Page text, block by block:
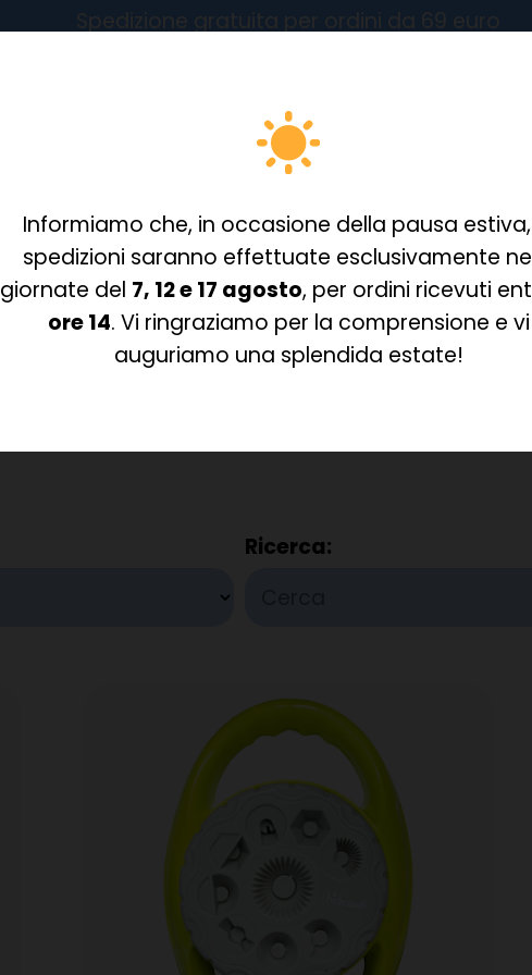
Informiamo che, in occasione della pausa
spedizioni saranno effettuate esclusivamente
giornate del 7, 12 e 17 agosto, per ordini ricevuti
ore 14. Vi ringraziamo per la comprensione e vi
auguriamo una splendida estate!